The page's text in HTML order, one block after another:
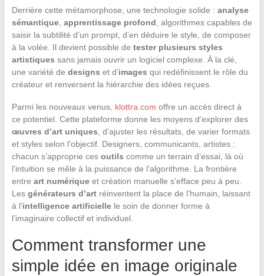
Derrière cette métamorphose, une technologie solide : analyse
sémantique, apprentissage profond , algorithmes capables de
saisir la subtilité d’un prompt, d’en déduire le style, de composer
à la volée. Il devient possible de tester plusieurs styles
artistiques sans jamais ouvrir un logiciel complexe. À la clé,
une variété de designs et d’images qui redéfinissent le rôle du
créateur et renversent la hiérarchie des idées reçues.
Parmi les nouveaux venus, klottra.com offre un accès direct à
ce potentiel. Cette plateforme donne les moyens d’explorer des
œuvres d’art uniques , d’ajuster les résultats, de varier formats
et styles selon l’objectif. Designers, communicants, artistes :
chacun s’approprie ces outils comme un terrain d’essai, là où
l’intuition se mêle à la puissance de l’algorithme. La frontière
entre art numériqueet création manuelle s’efface peu à peu.
Les générateurs d’artréinventent la place de l’humain, laissant
à l’intelligence artificiellele soin de donner forme à
l’imaginaire collectif et individuel.
Comment transformer une
simple idée en image originale